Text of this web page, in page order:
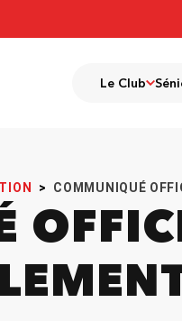
Le Club
> COMMUNIQUÉ